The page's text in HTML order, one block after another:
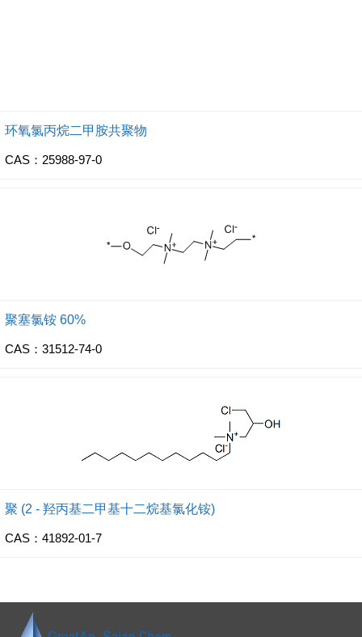
环氧氯丙烷二甲胺共聚物
CAS：25988-97-0
聚塞氯铵 60%
CAS：31512-74-0
聚 (2 - 羟丙基二甲基十二烷基氯化铵)
CAS：41892-01-7